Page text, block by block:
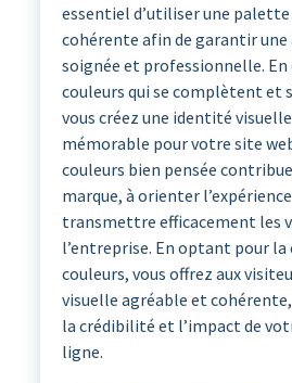
essentiel d’utiliser une palette
cohérente afin de garantir une
soignée et professionnelle. En
couleurs qui se complètent et
vous créez une identité
mémorable pour votre site
couleurs bien pensée
marque, à orienter
transmettre efficacement les
l’entreprise. En optant pour la
couleurs, vous offrez aux
visuelle agréable et
la crédibilité et l’impact de
ligne.